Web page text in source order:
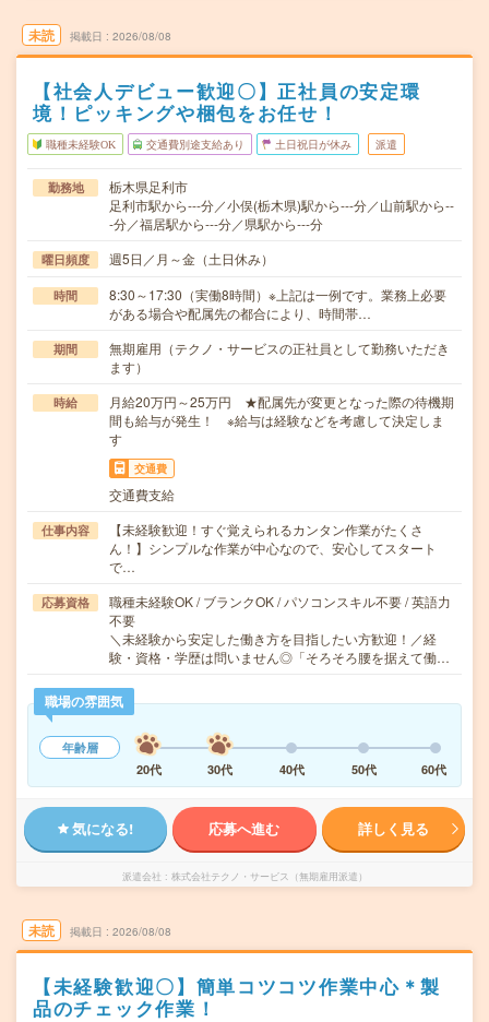
未読 掲載日 2026/08/08
【社会人デビュー歓迎〇】正社員の安定環
境！ピッキングや梱包をお任せ！
職種未経験OK 交通費別途支給あり 土日祝日が休み 派遣
勤務地
栃木県足利市
足利市駅から---分／小俣(栃木県)駅から---分／山前駅から--
-分／福居駅から---分／県駅から---分
曜日頻度 週5日／月～金（土日休み）
時間
8:30～17:30（実働8時間）※上記は一例です。業務上必要
がある場合や配属先の都合により、時間帯…
期間
無期雇用（テクノ・サービスの正社員として勤務いただき
ます）
時給
月給20万円～25万円 ★配属先が変更となった際の待機期
間も給与が発生！ ※給与は経験などを考慮して決定しま
す
交通費
交通費支給
仕事内容
【未経験歓迎！すぐ覚えられるカンタン作業がたくさ
ん！】シンプルな作業が中心なので、安心してスタート
で…
応募資格
職種未経験OK / ブランクOK / パソコンスキル不要 / 英語力
不要
＼未経験から安定した働き方を目指したい方歓迎！／経
験・資格・学歴は問いません◎「そろそろ腰を据えて働…
職場の雰囲気
年齢層
20代
30代 40代 50代 60代
気になる! 応募へ進む 詳しく見る
派遣会社 株式会社テクノ・サービス（無期雇用派遣）
未読 掲載日 2026/08/08
【未経験歓迎〇】簡単コツコツ作業中心＊製
品のチェック作業！